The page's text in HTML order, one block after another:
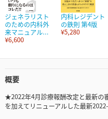
ジェネラリスト
のための内科外
来マニュアル...
¥6,600
内科レジデント
の鉄則 第4版
¥5,280
概要
★2022年4月診療報酬改定と最新の
を加えてリニューアルした最新